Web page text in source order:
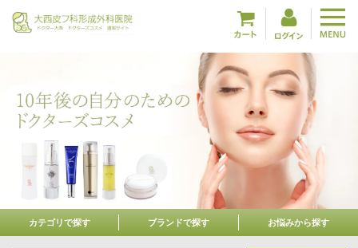
カテゴリで探す ブランドで探す お悩みから探す